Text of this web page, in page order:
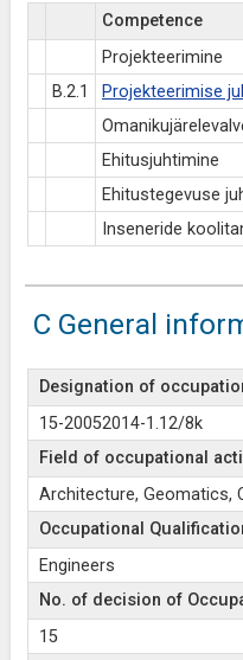
Competence
Projekteerimine
B.2.1
Projekteerimise
Ehitusjuhtimine
Ehitustegevuse
Inseneride
C General
Designation of
15-20052014-1.12/8k
Field of occupational
Architecture, Geomatics,
Occupational
Engineers
No. of decision of
15